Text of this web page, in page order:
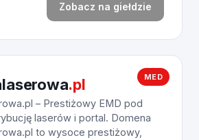
Zobacz na giełdzie
MED
.pl
– Prestiżowy EMD pod
laserów i portal. Domena
to wysoce prestiżowy,